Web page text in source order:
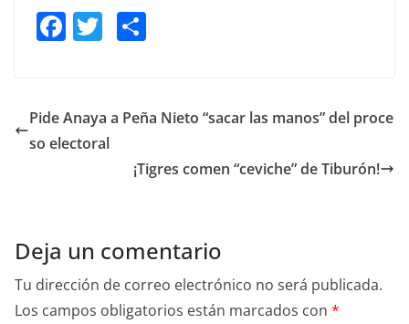
F
e
b
T
er e
Pide Anaya a Peña Nieto “sacar las manos” del proce
so electoral
¡Tigres comen “ceviche” de Tiburón!
Deja un comentario
Tu dirección de correo electrónico no será publicada.
Los campos obligatorios están marcados con *